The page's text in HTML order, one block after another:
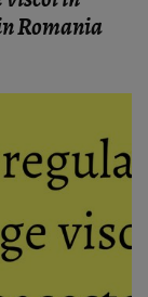
Romania